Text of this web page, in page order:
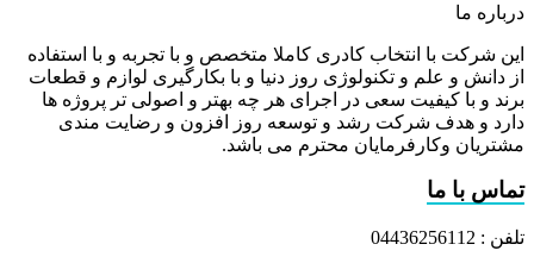
درباره ما
این شرکت با انتخاب کادری کاملا متخصص و با تجربه و با استفاده
از دانش و علم و تکنولوژی روز دنیا و با بکارگیری لوازم و قطعات
برند و با کیفیت سعی در اجرای هر چه بهتر و اصولی تر پروژه ها
دارد و هدف شرکت رشد و توسعه روز افزون و رضایت مندی
مشتریان وکارفرمایان محترم می باشد.
تماس با ما
تلفن : 04436256112